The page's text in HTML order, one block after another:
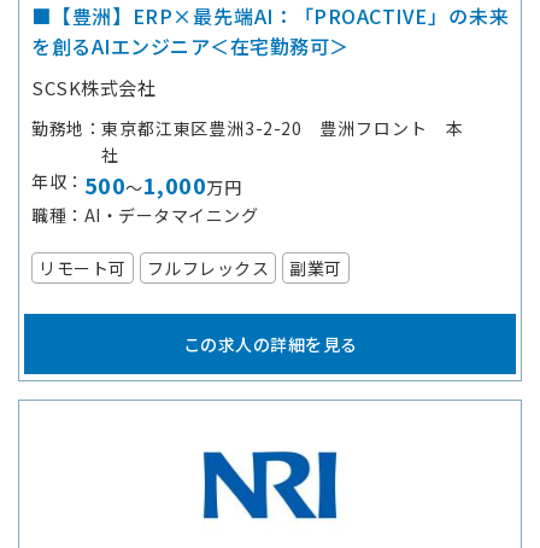
■【豊洲】ERP×最先端AI：「PROACTIVE」の未来
を創るAIエンジニア＜在宅勤務可＞
SCSK株式会社
勤務地
東京都江東区豊洲3-2-20 豊洲フロント 本
社
年収
500～1,000万円
職種
AI・データマイニング
リモート可 フルフレックス 副業可
この求人の詳細を見る